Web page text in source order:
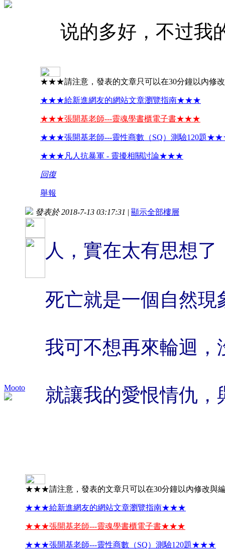
说的多好，不过我
★★★請注意，發表的文章只可以在30分鐘以內
★★★給新進網友的網站文章瀏覽指南★★★
★★★張開基老師---靈魂學書櫃電子書★★★
★★★張開基老師---靈性商數（SQ）測驗120題
★★★凡人抗暴軍 - 靈擾相關討論★★★
回復
舉報
Mooto
發表於 2018-7-13 03:17:31 | 顯示全部樓層
人，實在太有思想了
死亡就是一個自然現
我可不想再來輪迴，
就讓我的愛恨情仇
★★★請注意，發表的文章只可以在30分鐘以內修改
★★★給新進網友的網站文章瀏覽指南★★★
★★★張開基老師---靈魂學書櫃電子書★★★
★★★張開基老師---靈性商數（SQ）測驗120題★★★